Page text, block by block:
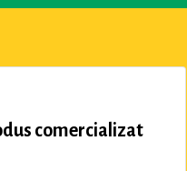
comercializat